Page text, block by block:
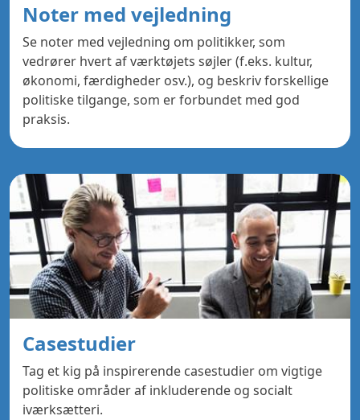
Noter med vejledning
Se noter med vejledning om politikker, som
vedrører hvert af værktøjets søjler (f.eks. kultur,
økonomi, færdigheder osv.), og beskriv forskellige
politiske tilgange, som er forbundet med god
praksis.
Casestudier
Tag et kig på inspirerende casestudier om vigtige
politiske områder af inkluderende og socialt
iværksætteri.